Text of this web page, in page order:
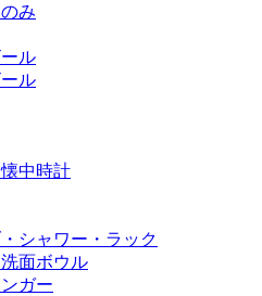
み
ル
ル
中時計
シャワー・ラック
面ボウル
ガー